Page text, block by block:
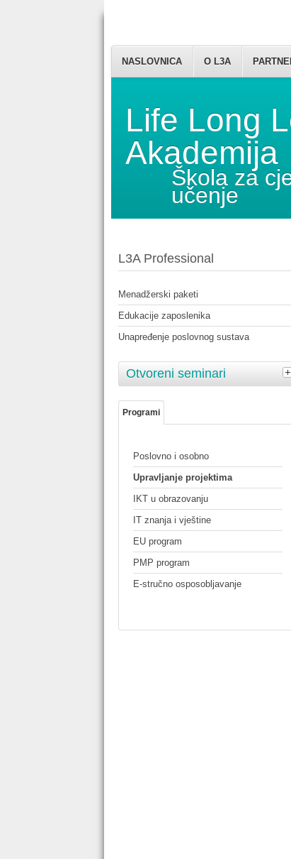
Life Long
Akademija
Škola za
učenje
NASLOVNICA O L3A
L3A Professional
Menadžerski paketi
Edukacije zaposlenika
Unapređenje poslovnog sustava
Otvoreni seminari
Programi
Poslovno i osobno
Upravljanje projektima
IKT u obrazovanju
IT znanja i vještine
EU program
PMP program
E-stručno osposobljavanje